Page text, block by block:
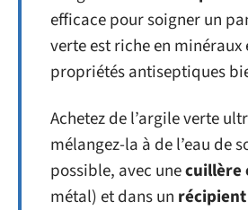
efficace pour soigner un
verte est riche en minéraux
propriétés antiseptiques
Achetez de l’argile verte
mélangez-la à de l’eau de
possible, avec unecuillère
métal) et dans un